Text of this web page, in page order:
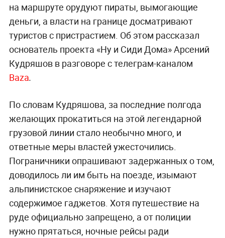
на маршруте орудуют пираты, вымогающие
деньги, а власти на границе досматривают
туристов с пристрастием. Об этом рассказал
основатель проекта «Ну и Сиди Дома» Арсений
Кудряшов в разговоре с телеграм-каналом
Baza.
По словам Кудряшова, за последние полгода
желающих прокатиться на этой легендарной
грузовой линии стало необычно много, и
ответные меры властей ужесточились.
Пограничники опрашивают задержанных о том,
доводилось ли им быть на поезде, изымают
альпинистское снаряжение и изучают
содержимое гаджетов. Хотя путешествие на
руде официально запрещено, а от полиции
нужно прятаться, ночные рейсы ради